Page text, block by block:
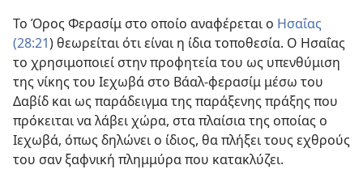
Το Όρος Φερασίμ στο οποίο αναφέρεται ο Ησαΐας
(28:21) θεωρείται ότι είναι η ίδια τοποθεσία. Ο Ησαΐας
το χρησιμοποιεί στην προφητεία του ως υπενθύμιση
της νίκης του Ιεχωβά στο Βάαλ-φερασίμ μέσω του
Δαβίδ και ως παράδειγμα της παράξενης πράξης που
πρόκειται να λάβει χώρα, στα πλαίσια της οποίας ο
Ιεχωβά, όπως δηλώνει ο ίδιος, θα πλήξει τους εχθρούς
του σαν ξαφνική πλημμύρα που κατακλύζει.